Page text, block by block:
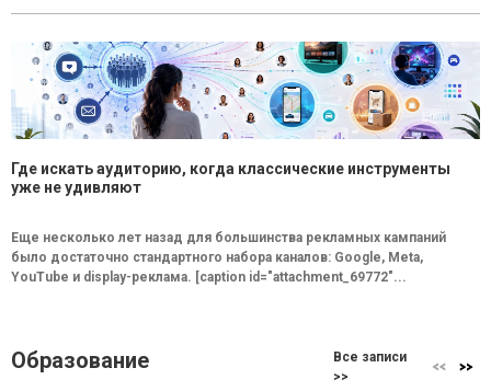
Где искать аудиторию, когда классические инструменты
уже не удивляют
Еще несколько лет назад для большинства рекламных кампаний
было достаточно стандартного набора каналов: Google, Meta,
YouTube и display-реклама. [caption id="attachment_69772"...
Образование
Все записи
>>